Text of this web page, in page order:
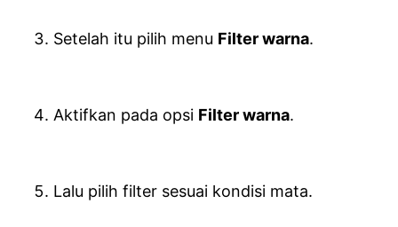
Setelah itu pilih menu Filter warna.
Aktifkan pada opsi Filter warna.
Lalu pilih filter sesuai kondisi mata.